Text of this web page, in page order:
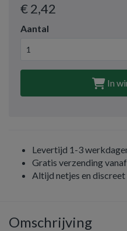
€ 2,42
Aantal
In
Levertijd 1-3
Gratis verzending
Altijd netjes en
Omschrijving